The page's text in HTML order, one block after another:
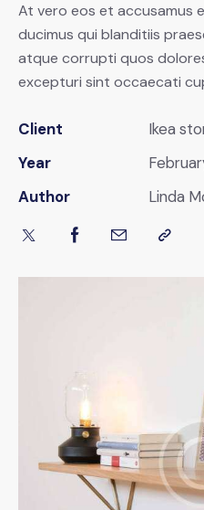
At vero eos et accusamus
ducimus qui blanditiis
atque corrupti quos
excepturi sint occaecati
Client
Ikea
Year
Author
Linda